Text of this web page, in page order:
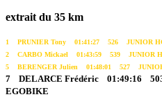
extrait du 35 km
1 PRUNIER Tony 01:41:27 526 JUNIOR
2 CARBO Mickael 01:43:59 539 JUNIOR
5 BERENGER Julien 01:48:01 527
7 DELARCE Frédéric 01:49:16
EGOBIKE